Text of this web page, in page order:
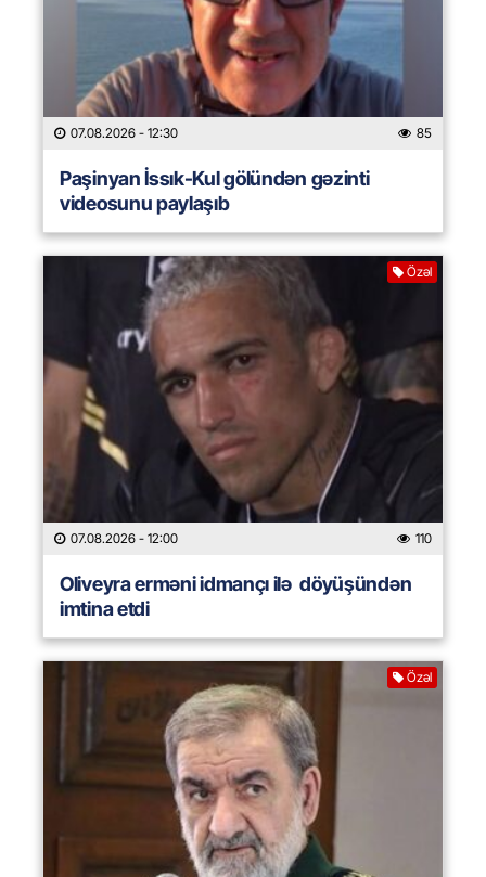
07.08.2026 - 12:30 85
Paşinyan İssık-Kul gölündən gəzinti
videosunu paylaşıb
Özəl
07.08.2026 - 12:00 110
Oliveyra erməni idmançı ilə döyüşündən
imtina etdi
Özəl